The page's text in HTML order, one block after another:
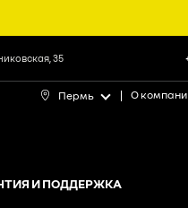
И ПОДДЕРЖКА
Пермь О
35